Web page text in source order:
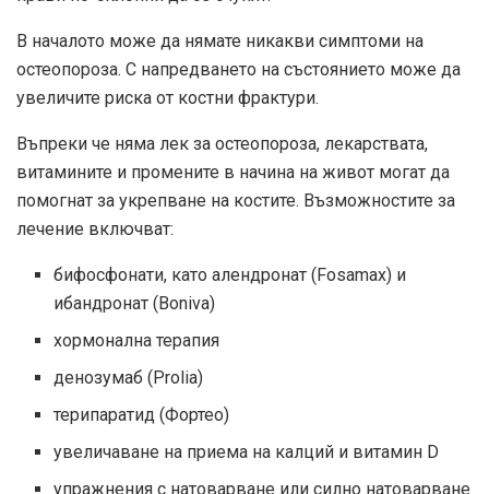
В началото може да нямате никакви симптоми на
остеопороза. С напредването на състоянието може да
увеличите риска от костни фрактури.
Въпреки че няма лек за остеопороза, лекарствата,
витамините и промените в начина на живот могат да
помогнат за укрепване на костите. Възможностите за
лечение включват:
бифосфонати, като алендронат (Fosamax) и
ибандронат (Boniva)
хормонална терапия
денозумаб (Prolia)
терипаратид (Фортео)
увеличаване на приема на калций и витамин D
упражнения с натоварване или силно натоварване